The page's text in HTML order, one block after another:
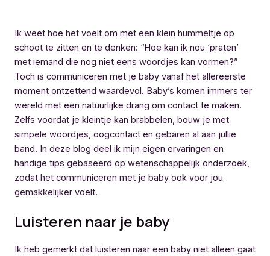
Ik weet hoe het voelt om met een klein hummeltje op
schoot te zitten en te denken: “Hoe kan ik nou ‘praten’
met iemand die nog niet eens woordjes kan vormen?”
Toch is communiceren met je baby vanaf het allereerste
moment ontzettend waardevol. Baby’s komen immers ter
wereld met een natuurlijke drang om contact te maken.
Zelfs voordat je kleintje kan brabbelen, bouw je met
simpele woordjes, oogcontact en gebaren al aan jullie
band. In deze blog deel ik mijn eigen ervaringen en
handige tips gebaseerd op wetenschappelijk onderzoek,
zodat het communiceren met je baby ook voor jou
gemakkelijker voelt.
Luisteren naar je baby
Ik heb gemerkt dat luisteren naar een baby niet alleen gaat